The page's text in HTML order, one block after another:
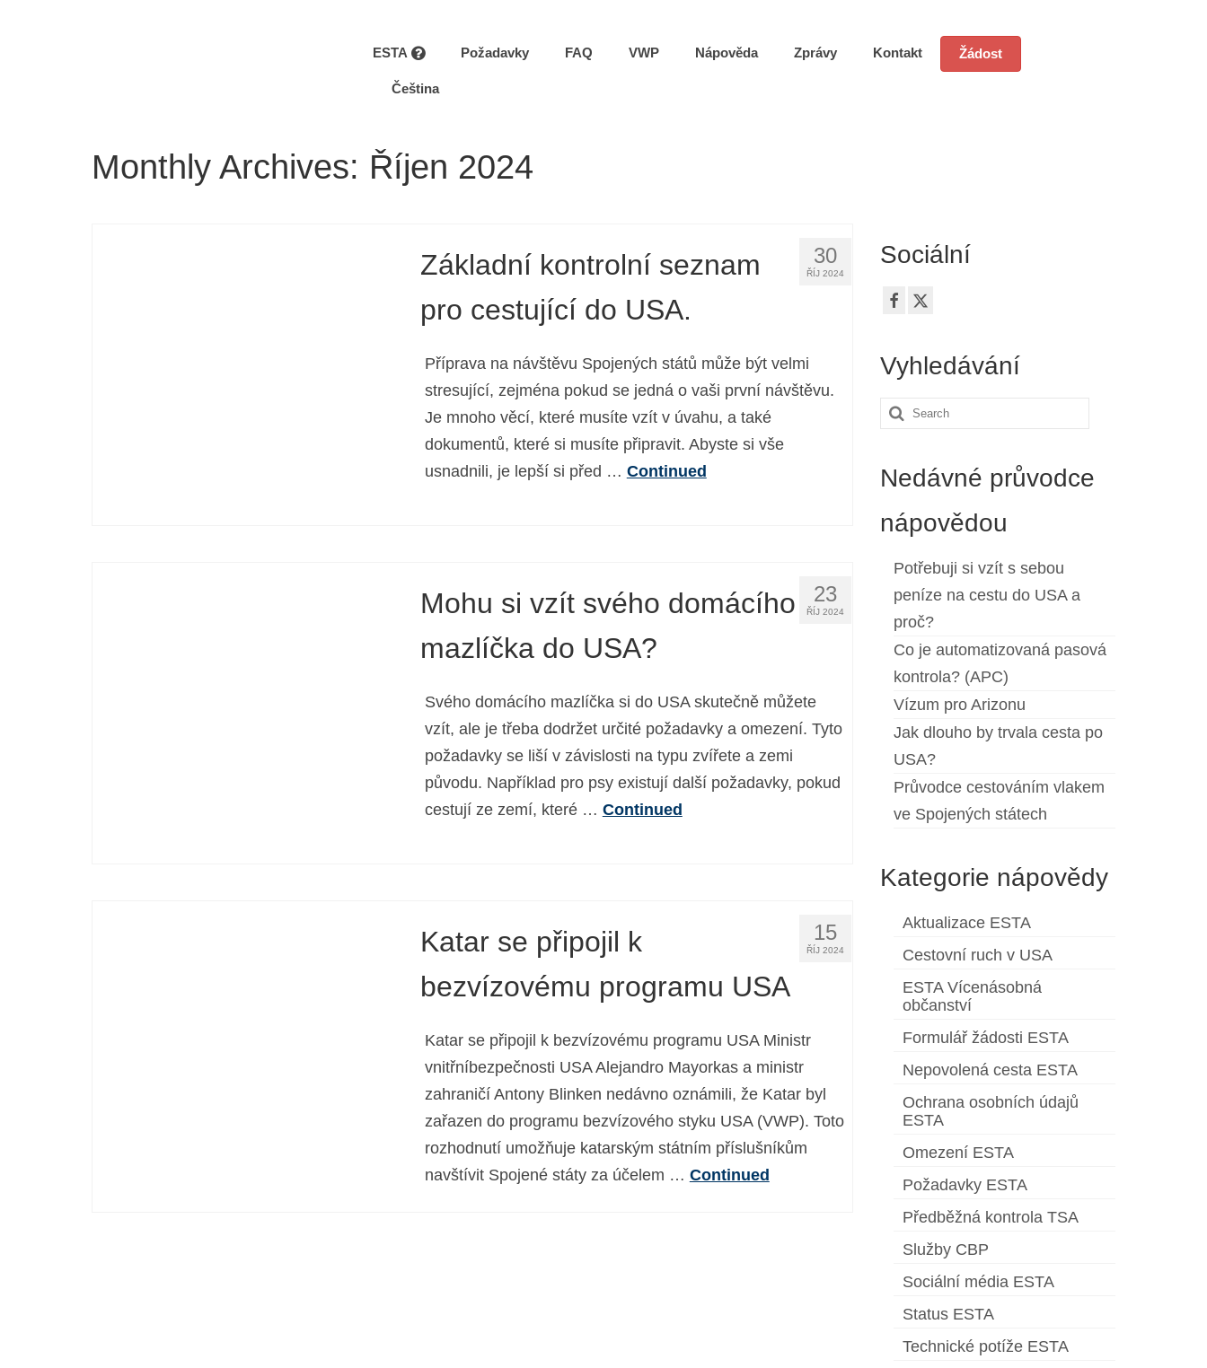
ESTA Požadavky FAQ VWP Nápověda Zprávy Kontakt Žádost
Čeština
Monthly Archives: Říjen 2024
30
ŘÍJ 2024
Základní kontrolní seznam
pro cestující do USA.
Příprava na návštěvu Spojených států může být velmi
stresující, zejména pokud se jedná o vaši první návštěvu.
Je mnoho věcí, které musíte vzít v úvahu, a také
dokumentů, které si musíte připravit. Abyste si vše
usnadnili, je lepší si před … Continued
23
ŘÍJ 2024
Mohu si vzít svého domácího
mazlíčka do USA?
Svého domácího mazlíčka si do USA skutečně můžete
vzít, ale je třeba dodržet určité požadavky a omezení. Tyto
požadavky se liší v závislosti na typu zvířete a zemi
původu. Například pro psy existují další požadavky, pokud
cestují ze zemí, které … Continued
15
ŘÍJ 2024
Katar se připojil k
bezvízovému programu USA
Katar se připojil k bezvízovému programu USA Ministr
vnitřníbezpečnosti USA Alejandro Mayorkas a ministr
zahraničí Antony Blinken nedávno oznámili, že Katar byl
zařazen do programu bezvízového styku USA (VWP). Toto
rozhodnutí umožňuje katarským státním příslušníkům
navštívit Spojené státy za účelem … Continued
Sociální
Vyhledávání
Search
Nedávné průvodce
nápovědou
Potřebuji si vzít s sebou
peníze na cestu do USA a
proč?
Co je automatizovaná pasová
kontrola? (APC)
Vízum pro Arizonu
Jak dlouho by trvala cesta po
USA?
Průvodce cestováním vlakem
ve Spojených státech
Kategorie nápovědy
Aktualizace ESTA
Cestovní ruch v USA
ESTA Vícenásobná
občanství
Formulář žádosti ESTA
Nepovolená cesta ESTA
Ochrana osobních údajů
ESTA
Omezení ESTA
Požadavky ESTA
Předběžná kontrola TSA
Služby CBP
Sociální média ESTA
Status ESTA
Technické potíže ESTA